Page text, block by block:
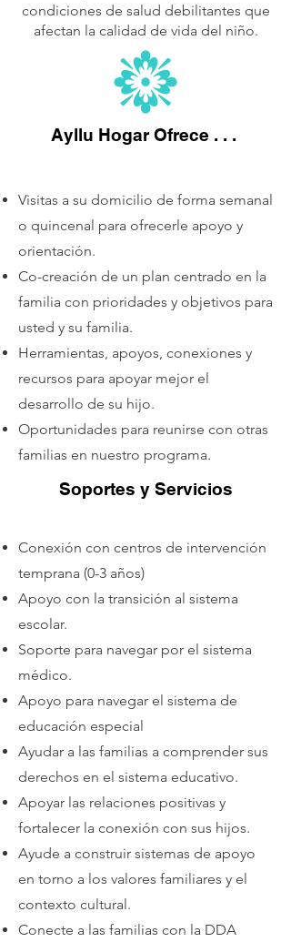
condiciones de salud debilitantes que
afectan la calidad de vida del niño.
Ayllu Hogar Ofrece . . .
Visitas a su domicilio de forma semanal
o quincenal para ofrecerle apoyo y
orientación.
Co-creación de un plan centrado en la
familia con prioridades y objetivos para
usted y su familia.
Herramientas, apoyos, conexiones y
recursos para apoyar mejor el
desarrollo de su hijo.
Oportunidades para reunirse con otras
familias en nuestro programa.
Soportes y Servicios
Conexión con centros de intervención
temprana (0-3 años)
Apoyo con la transición al sistema
escolar.
Soporte para navegar por el sistema
médico.
Apoyo para navegar el sistema de
educación especial
Ayudar a las familias a comprender sus
derechos en el sistema educativo.
Apoyar las relaciones positivas y
fortalecer la conexión con sus hijos.
Ayude a construir sistemas de apoyo
en torno a los valores familiares y el
contexto cultural.
Conecte a las familias con la DDA